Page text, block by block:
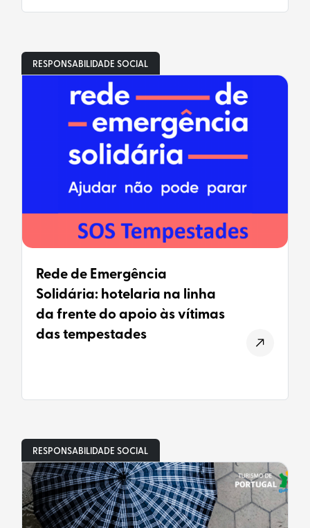
RESPONSABILIDADE SOCIAL
Rede de Emergência
Solidária: hotelaria na linha
da frente do apoio às vítimas
das tempestades
RESPONSABILIDADE SOCIAL